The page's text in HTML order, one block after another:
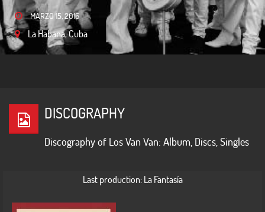
MARZO 15, 2016
La Habana, Cuba
FOTOS VARIADAS
MARZO 13, 2016
La Habana, Cuba
DISCOGRAPHY
Discography of Los Van Van: Album, Discs, Singles
Last production: La Fantasía